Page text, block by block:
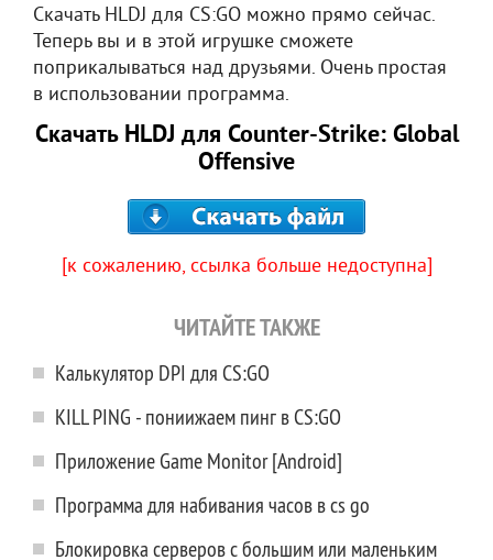
Скачать HLDJ для CS:GO можно прямо сейчас.
Теперь вы и в этой игрушке сможете
поприкалываться над друзьями. Очень простая
в использовании программа.
Скачать HLDJ для Counter-Strike: Global
Offensive
[к сожалению, ссылка больше недоступна]
ЧИТАЙТЕ ТАКЖЕ
Калькулятор DPI для CS:GO
KILL PING - пониижаем пинг в CS:GO
Приложение Game Monitor [Android]
Программа для набивания часов в cs go
Блокировка серверов с большим или маленьким